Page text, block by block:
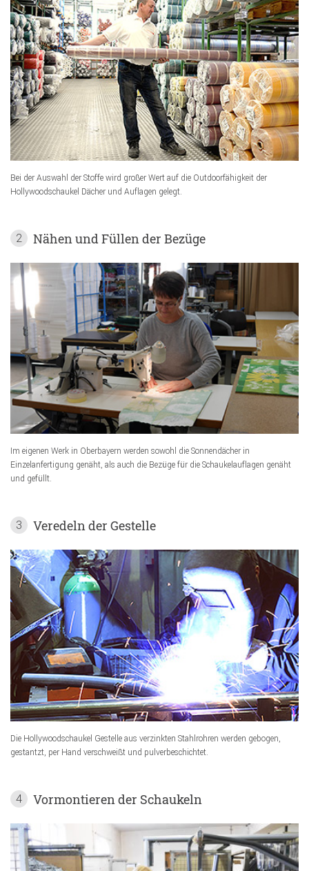
Bei der Auswahl der Stoffe wird großer Wert auf die Outdoorfähigkeit der
Hollywoodschaukel Dächer und Auflagen gelegt.
2 Nähen und Füllen der Bezüge
Im eigenen Werk in Oberbayern werden sowohl die Sonnendächer in
Einzelanfertigung genäht, als auch die Bezüge für die Schaukelauflagen genäht
und gefüllt.
3 Veredeln der Gestelle
Die Hollywoodschaukel Gestelle aus verzinkten Stahlrohren werden gebogen,
gestantzt, per Hand verschweißt und pulverbeschichtet.
4 Vormontieren der Schaukeln